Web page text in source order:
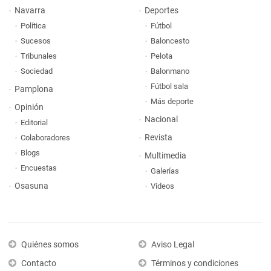
Navarra
Política
Sucesos
Tribunales
Sociedad
Pamplona
Opinión
Editorial
Colaboradores
Blogs
Encuestas
Osasuna
Deportes
Fútbol
Baloncesto
Pelota
Balonmano
Fútbol sala
Más deporte
Nacional
Revista
Multimedia
Galerías
Vídeos
Quiénes somos
Contacto
Aviso Legal
Términos y condiciones